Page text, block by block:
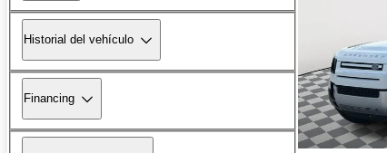
Historial del vehículo
Financing